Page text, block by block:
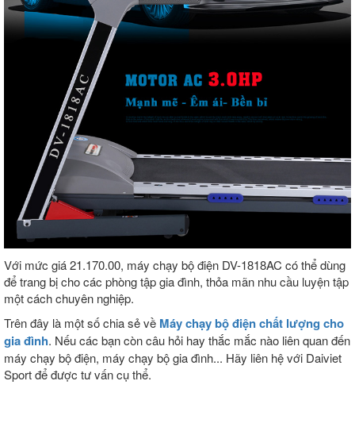
Với mức giá 21.170.00, máy chạy bộ điện DV-1818AC có thể dùng
để trang bị cho các phòng tập gia đình, thỏa mãn nhu cầu luyện tập
một cách chuyên nghiệp.
Trên đây là một số chia sẻ về Máy chạy bộ điện chất lượng cho
gia đình. Nếu các bạn còn câu hỏi hay thắc mắc nào liên quan đến
máy chạy bộ điện, máy chạy bộ gia đình... Hãy liên hệ với Daiviet
Sport để được tư vấn cụ thể.